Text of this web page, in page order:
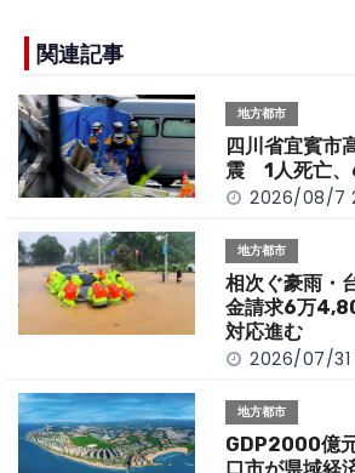
e
b
o
o
k
n
k
関連記事
地方都市
四川省宜賓市
震 1人死亡、
2026/08/7
地方都市
相次ぐ豪雨・
金請求6万
対応進む
2026/07/31
地方都市
GDP2000億